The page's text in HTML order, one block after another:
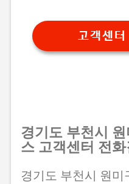
고객센
경기도 부천시
스 고객센터 전화
경기도 부천시 원미